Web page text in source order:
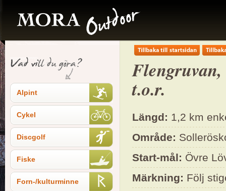
Alpint
Cykel
Discgolf
Fiske
Forn-/kulturminne
Flengruvan,
t.o.r.
Längd: 1,2 km
Område:
Start-mål: Övre
Märkning: Följ